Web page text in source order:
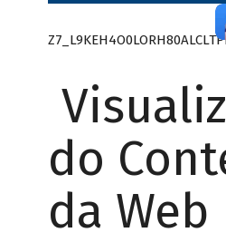
do
da Web